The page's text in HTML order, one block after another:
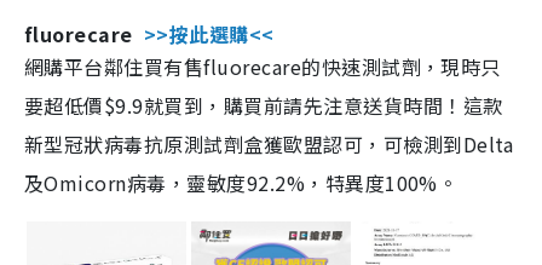
fluorecare >>按此選購<<
網購平台鄰住買有售fluorecare的快速測試劑，現時只
要超低價$9.9就買到，購買前請先注意送貨時間！這款
新型冠狀病毒抗原測試劑盒獲歐盟認可，可檢測到Delta
及Omicorn病毒，靈敏度92.2%，特異度100%。